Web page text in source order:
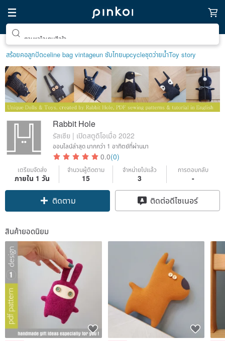
สร้อยคอลูกปัดceline bag vintageun ซับไทยupcycleชุดว่ายน้ำToy story
Rabbit Hole
รัสเซีย | เปิดสตูดิโอเมื่อ 2022
ออนไลน์ล่าสุด มากกว่า 1 อาทิตย์ที่ผ่านมา
0.0(0)
เตรียมจัดส่ง
ภายใน 1 วัน
จำนวนผู้ติดตาม
15
จำหน่ายไปแล้ว
3
การตอบกลับ
-
ติดตาม ติดต่อดีไซเนอร์
สินค้ายอดนิยม